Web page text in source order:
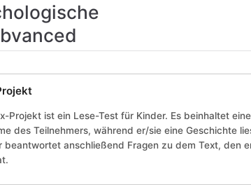
Projekt ist ein Lese-Test für Kinder. Es beinhaltet eine
des Teilnehmers, während er/sie eine Geschichte
beantwortet anschließend Fragen zu dem Text, den